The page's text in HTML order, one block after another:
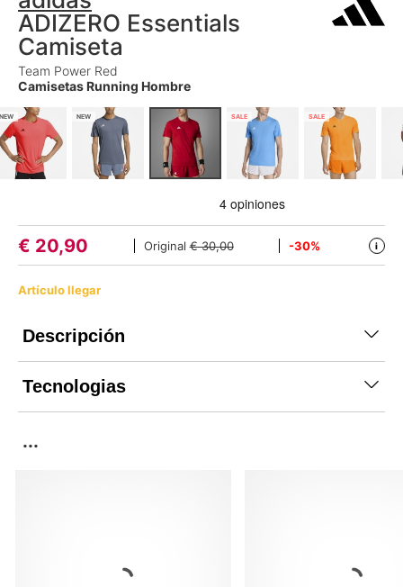
ADIZERO Essentials
Camiseta
Team Power Red
Camisetas Running Hombre
NEW NEW SALE SALE
€ 20,90 Original€ 30,00 -30% i
Artículo llegar
Descripción
Tecnologias
...